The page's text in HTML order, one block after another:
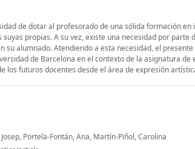
de dotar al profesorado de una sólida formación en
propias. A su vez, existe una necesidad por parte
alumnado. Atendiendo a esta necesidad, el
de Barcelona en el contexto de la asignatura de
los futuros docentes desde el área de expresión
Portela-Fontán, Ana, Martín-Piñol, Carolina